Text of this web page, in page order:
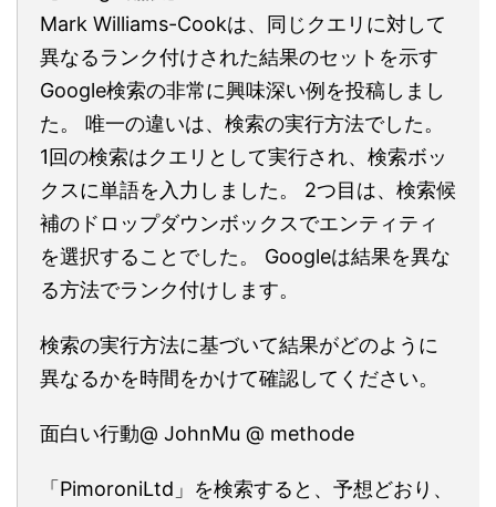
Mark Williams-Cookは、同じクエリに対して
異なるランク付けされた結果のセットを示す
Google検索の非常に興味深い例を投稿しまし
た。 唯一の違いは、検索の実行方法でした。
1回の検索はクエリとして実行され、検索ボッ
クスに単語を入力しました。 2つ目は、検索候
補のドロップダウンボックスでエンティティ
を選択することでした。 Googleは結果を異な
る方法でランク付けします。
検索の実行方法に基づいて結果がどのように
異なるかを時間をかけて確認してください。
面白い行動@ JohnMu @ methode
「PimoroniLtd」を検索すると、予想どおり、